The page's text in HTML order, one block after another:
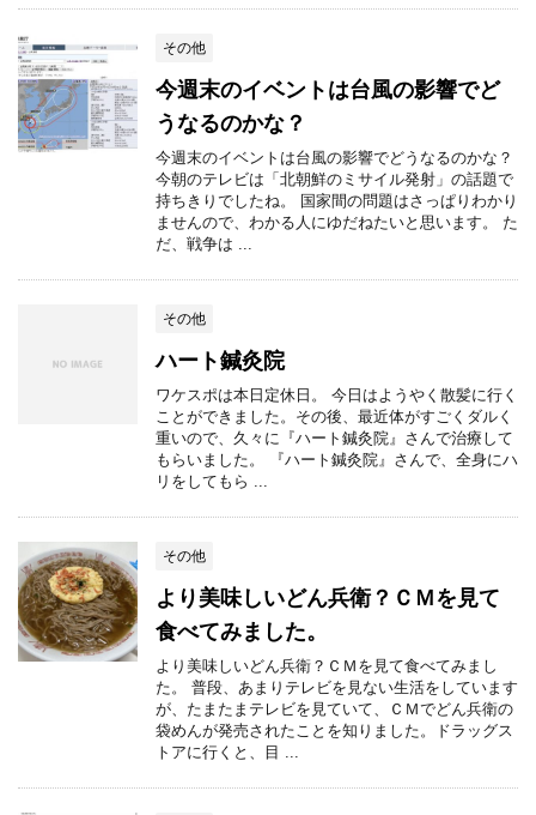
その他
今週末のイベントは台風の影響でど
うなるのかな？
今週末のイベントは台風の影響でどうなるのかな？
今朝のテレビは「北朝鮮のミサイル発射」の話題で
持ちきりでしたね。 国家間の問題はさっぱりわかり
ませんので、わかる人にゆだねたいと思います。 た
だ、戦争は ...
その他
ハート鍼灸院
ワケスポは本日定休日。 今日はようやく散髪に行く
ことができました。その後、最近体がすごくダルく
重いので、久々に『ハート鍼灸院』さんで治療して
もらいました。 『ハート鍼灸院』さんで、全身にハ
リをしてもら ...
その他
より美味しいどん兵衛？ＣＭを見て
食べてみました。
より美味しいどん兵衛？ＣＭを見て食べてみまし
た。 普段、あまりテレビを見ない生活をしています
が、たまたまテレビを見ていて、ＣＭでどん兵衛の
袋めんが発売されたことを知りました。ドラッグス
トアに行くと、目 ...